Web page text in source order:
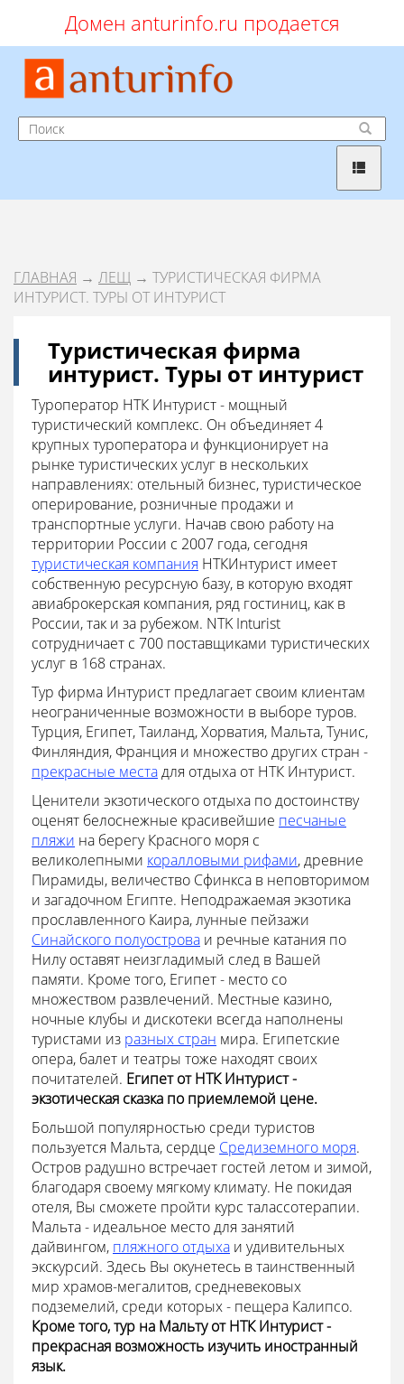
Домен anturinfo.ru продается
ГЛАВНАЯ → ЛЕЩ → ТУРИСТИЧЕСКАЯ ФИРМА
ИНТУРИСТ. ТУРЫ ОТ ИНТУРИСТ
Туристическая фирма
интурист. Туры от интурист
Туроператор НТК Интурист - мощный
туристический комплекс. Он объединяет 4
крупных туроператора и функционирует на
рынке туристических услуг в нескольких
направлениях: отельный бизнес, туристическое
оперирование, розничные продажи и
транспортные услуги. Начав свою работу на
территории России с 2007 года, сегодня
туристическая компания НТКИнтурист имеет
собственную ресурсную базу, в которую входят
авиаброкерская компания, ряд гостиниц, как в
России, так и за рубежом. NTK Inturist
сотрудничает с 700 поставщиками туристических
услуг в 168 странах.
Тур фирма Интурист предлагает своим клиентам
неограниченные возможности в выборе туров.
Турция, Египет, Таиланд, Хорватия, Мальта, Тунис,
Финляндия, Франция и множество других стран -
прекрасные местадля отдыха от НТК Интурист.
Ценители экзотического отдыха по достоинству
оценят белоснежные красивейшие песчаные
пляжи на берегу Красного моря с
великолепными коралловыми рифами, древние
Пирамиды, величество Сфинкса в неповторимом
и загадочном Египте. Неподражаемая экзотика
прославленного Каира, лунные пейзажи
Синайского полуострова и речные катания по
Нилу оставят неизгладимый след в Вашей
памяти. Кроме того, Египет - место со
множеством развлечений. Местные казино,
ночные клубы и дискотеки всегда наполнены
туристами из разных стран мира. Египетские
опера, балет и театры тоже находят своих
почитателей. Египет от НТК Интурист -
экзотическая сказка по приемлемой цене.
Большой популярностью среди туристов
пользуется Мальта, сердце Средиземного моря.
Остров радушно встречает гостей летом и зимой,
благодаря своему мягкому климату. Не покидая
отеля, Вы сможете пройти курс талассотерапии.
Мальта - идеальное место для занятий
дайвингом, пляжного отдыха и удивительных
экскурсий. Здесь Вы окунетесь в таинственный
мир храмов-мегалитов, средневековых
подземелий, среди которых - пещера Калипсо.
Кроме того, тур на Мальту от НТК Интурист -
прекрасная возможность изучить иностранный
язык.